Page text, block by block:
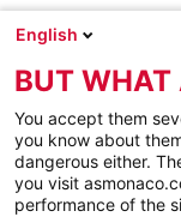
English
BUT WHAT
You accept them
you know about
dangerous either.
you visit
performance of the